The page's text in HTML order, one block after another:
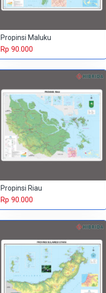
Propinsi Maluku
Rp 90.000
Propinsi Riau
Rp 90.000